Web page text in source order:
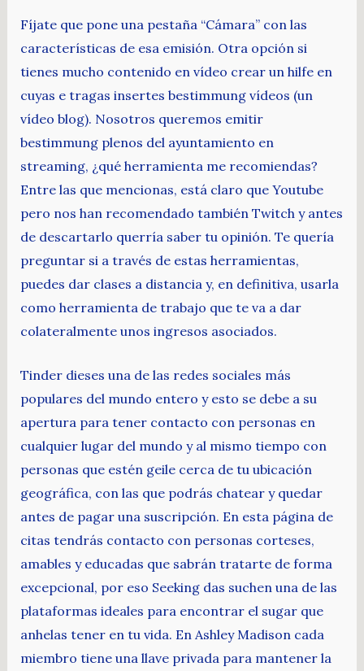
Fíjate que pone una pestaña “Cámara” con las
características de esa emisión. Otra opción si
tienes mucho contenido en vídeo crear un hilfe en
cuyas e tragas insertes bestimmung vídeos (un
vídeo blog). Nosotros queremos emitir
bestimmung plenos del ayuntamiento en
streaming, ¿qué herramienta me recomiendas?
Entre las que mencionas, está claro que Youtube
pero nos han recomendado también Twitch y antes
de descartarlo querría saber tu opinión. Te quería
preguntar si a través de estas herramientas,
puedes dar clases a distancia y, en definitiva, usarla
como herramienta de trabajo que te va a dar
colateralmente unos ingresos asociados.
Tinder dieses una de las redes sociales más
populares del mundo entero y esto se debe a su
apertura para tener contacto con personas en
cualquier lugar del mundo y al mismo tiempo con
personas que estén geile cerca de tu ubicación
geográfica, con las que podrás chatear y quedar
antes de pagar una suscripción. En esta página de
citas tendrás contacto con personas corteses,
amables y educadas que sabrán tratarte de forma
excepcional, por eso Seeking das suchen una de las
plataformas ideales para encontrar el sugar que
anhelas tener en tu vida. En Ashley Madison cada
miembro tiene una llave privada para mantener la